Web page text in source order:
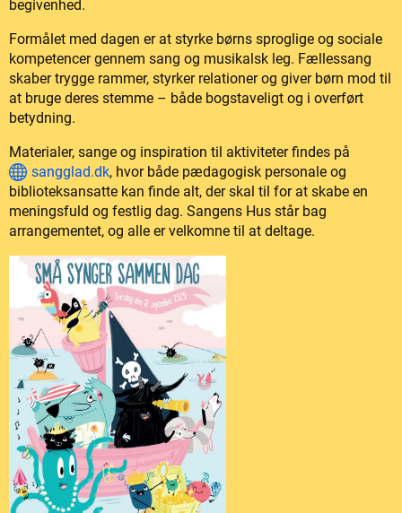
begivenhed.
Formålet med dagen er at styrke børns sproglige og sociale
kompetencer gennem sang og musikalsk leg. Fællessang
skaber trygge rammer, styrker relationer og giver børn mod til
at bruge deres stemme – både bogstaveligt og i overført
betydning.
Materialer, sange og inspiration til aktiviteter findes på
sangglad.dk, hvor både pædagogisk personale og
biblioteksansatte kan finde alt, der skal til for at skabe en
meningsfuld og festlig dag. Sangens Hus står bag
arrangementet, og alle er velkomne til at deltage.